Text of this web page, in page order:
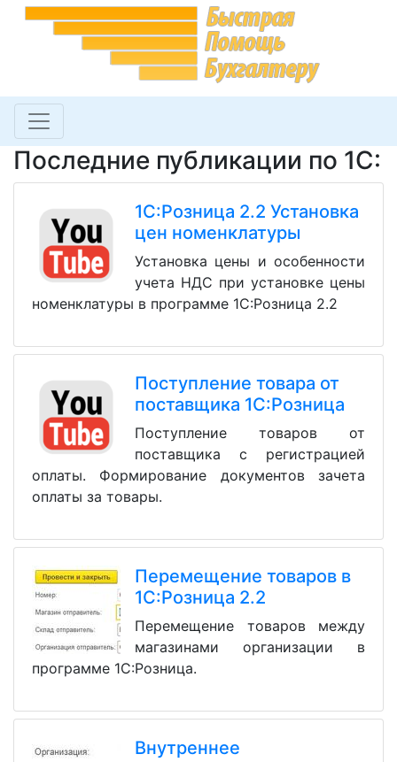
Последние публикации по 1С:
1С:Розница 2.2 Установка
цен номенклатуры
Установка цены и особенности
учета НДС при установке цены
номенклатуры в программе 1С:Розница 2.2
Поступление товара от
поставщика 1С:Розница
Поступление товаров от
поставщика с регистрацией
оплаты. Формирование документов зачета
оплаты за товары.
Перемещение товаров в
1С:Розница 2.2
Перемещение товаров между
магазинами организации в
программе 1С:Розница.
Внутреннее